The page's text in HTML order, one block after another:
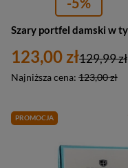
123,00 zł
Najniższa cena: 123,00 zł
129,99 zł
PROMOCJA